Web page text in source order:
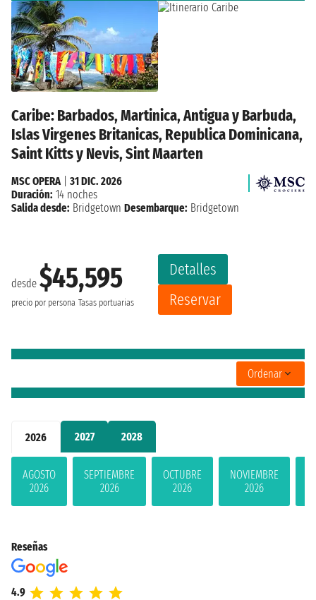
2026 2027 2028
AGOSTO
2026
SEPTIEMBRE
2026
OCTUBRE
2026
NOVIEMBRE
2026
Caribe: Barbados, Martinica, Antigua y Barbuda,
Islas Virgenes Britanicas, Republica Dominicana,
Saint Kitts y Nevis, Sint Maarten
desde $45,595
precio por persona Tasas portuarias
Detalles
Reservar
MSC OPERA| 31 DIC. 2026
Duración: 14 noches
Salida desde: Bridgetown Desembarque: Bridgetown
Ordenar
Reseñas
4.9